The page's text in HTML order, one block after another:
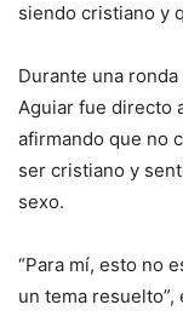
siendo cristiano y
Durante una
Aguiar fue directo
afirmando que no
ser cristiano y
sexo.
“Para mí, esto no
un tema resuelto”,